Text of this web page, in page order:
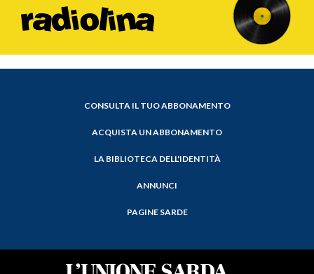
CONSULTA IL TUO ABBONAMENTO
ACQUISTA UN ABBONAMENTO
LA BIBLIOTECA DELL'IDENTITÀ
ANNUNCI
PAGINE SARDE